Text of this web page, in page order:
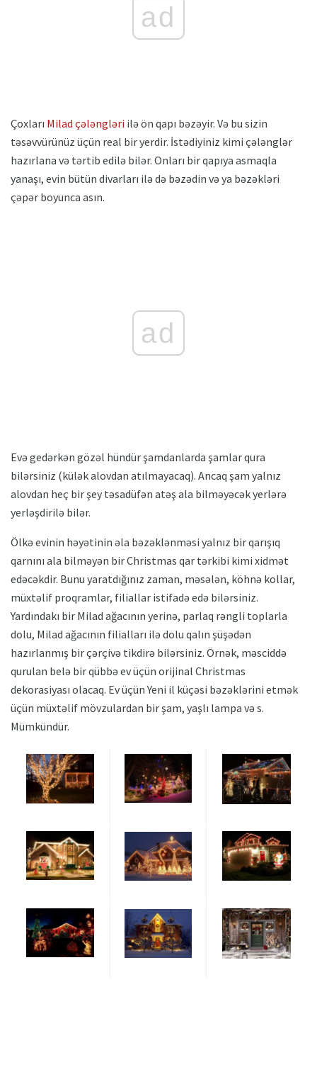
ad
Çoxları Milad çələngləri ilə ön qapı bəzəyir. Və bu sizin
təsəvvürünüz üçün real bir yerdir. İstədiyiniz kimi çələnglər
hazırlana və tərtib edilə bilər. Onları bir qapıya asmaqla
yanaşı, evin bütün divarları ilə də bəzədin və ya bəzəkləri
çəpər boyunca asın.
ad
Evə gedərkən gözəl hündür şamdanlarda şamlar qura
bilərsiniz (külək alovdan atılmayacaq). Ancaq şam yalnız
alovdan heç bir şey təsadüfən atəş ala bilməyəcək yerlərə
yerləşdirilə bilər.
Ölkə evinin həyətinin əla bəzəklənməsi yalnız bir qarışıq
qarnını ala bilməyən bir Christmas qar tərkibi kimi xidmət
edəcəkdir. Bunu yaratdığınız zaman, məsələn, köhnə kollar,
müxtəlif proqramlar, filiallar istifadə edə bilərsiniz.
Yardındakı bir Milad ağacının yerinə, parlaq rəngli toplarla
dolu, Milad ağacının filialları ilə dolu qalın şüşədən
hazırlanmış bir çərçivə tikdirə bilərsiniz. Örnək, məsciddə
qurulan belə bir qübbə ev üçün orijinal Christmas
dekorasiyası olacaq. Ev üçün Yeni il küçəsi bəzəklərini etmək
üçün müxtəlif mövzulardan bir şam, yaşlı lampa və s.
Mümkündür.